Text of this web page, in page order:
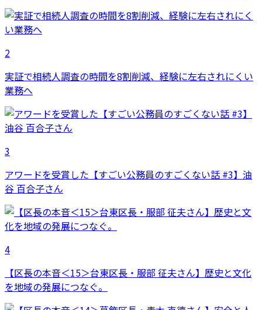
2
実証で相続人調査の時間を8割削減、経験に左右されにくい
業務へ
3
アワードを受賞した【すごい公務員のすごくない話 #3】油
谷 百合子さん
4
【区長の本音＜15＞台東区長・服部 征夫さん】歴史と文化
を地域の発展につなぐ。